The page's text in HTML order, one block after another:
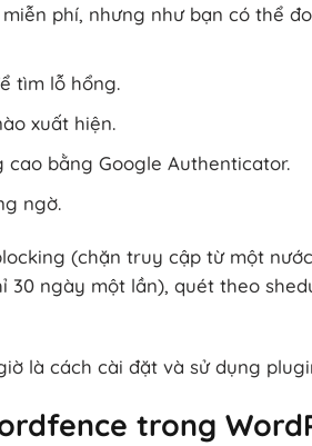
phí, nhưng như bạn có thể
tìm lỗ hổng.
xuất hiện.
bằng Google Authenticator.
ngờ.
(chặn truy cập từ một
ngày một lần), quét theo
là cách cài đặt và sử dụng
trong